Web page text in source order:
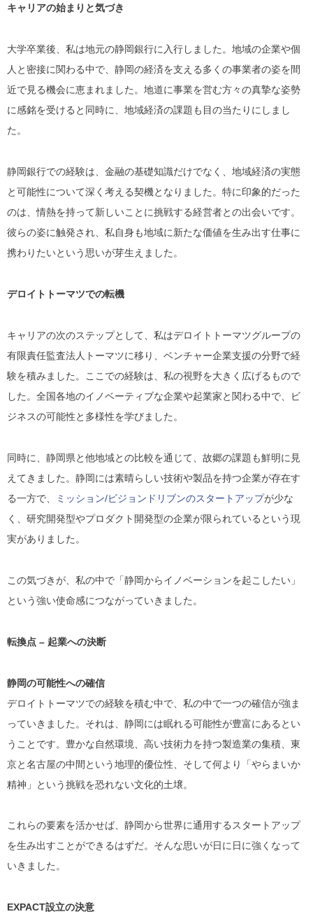
キャリアの始まりと気づき
大学卒業後、私は地元の静岡銀行に入行しました。地域の企業や個
人と密接に関わる中で、静岡の経済を支える多くの事業者の姿を間
近で見る機会に恵まれました。地道に事業を営む方々の真摯な姿勢
に感銘を受けると同時に、地域経済の課題も目の当たりにしまし
た。
静岡銀行での経験は、金融の基礎知識だけでなく、地域経済の実態
と可能性について深く考える契機となりました。特に印象的だった
のは、情熱を持って新しいことに挑戦する経営者との出会いです。
彼らの姿に触発され、私自身も地域に新たな価値を生み出す仕事に
携わりたいという思いが芽生えました。
デロイトトーマツでの転機
キャリアの次のステップとして、私はデロイトトーマツグループの
有限責任監査法人トーマツに移り、ベンチャー企業支援の分野で経
験を積みました。ここでの経験は、私の視野を大きく広げるもので
した。全国各地のイノベーティブな企業や起業家と関わる中で、ビ
ジネスの可能性と多様性を学びました。
同時に、静岡県と他地域との比較を通じて、故郷の課題も鮮明に見
えてきました。静岡には素晴らしい技術や製品を持つ企業が存在す
る一方で、
ミッション/ビジョンドリブンのスタートアップが少な
く、研究開発型やプロダクト開発型の企業が限られているという現
実がありました。
この気づきが、私の中で「静岡からイノベーションを起こしたい」
という強い使命感につながっていきました。
転換点 – 起業への決断
静岡の可能性への確信
デロイトトーマツでの経験を積む中で、私の中で一つの確信が強ま
っていきました。それは、静岡には眠れる可能性が豊富にあるとい
うことです。豊かな自然環境、高い技術力を持つ製造業の集積、東
京と名古屋の中間という地理的優位性、そして何より「やらまいか
精神」という挑戦を恐れない文化的土壌。
これらの要素を活かせば、静岡から世界に通用するスタートアップ
を生み出すことができるはずだ。そんな思いが日に日に強くなって
いきました。
EXPACT設立の決意